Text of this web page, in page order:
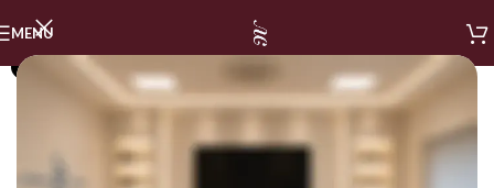
MENU